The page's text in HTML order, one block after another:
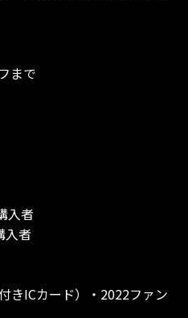
まで
入者
入者
きICカード）・2022ファン